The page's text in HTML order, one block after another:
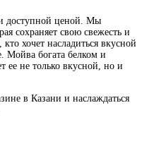
доступной ценой. Мы
сохраняет свою свежесть и
хочет насладиться вкусной
Мойва богата белком и
ее не только вкусной, но и
в Казани и наслаждаться